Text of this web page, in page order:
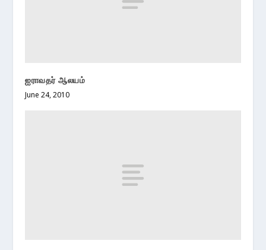
ஐராவதர் ஆலயம்
June 24, 2010